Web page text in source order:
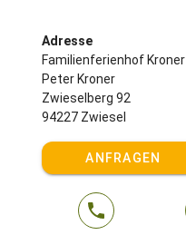
Adresse
Familienferienhof Kroner
Peter Kroner
Zwieselberg 92
94227 Zwiesel
ANFRAGEN